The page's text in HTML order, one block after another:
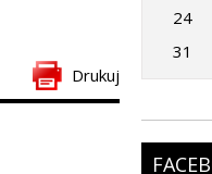
Drukuj
24
31